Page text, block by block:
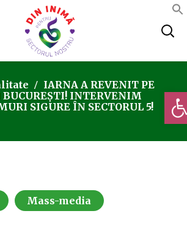
IARNA A REVENIT PE
BUCUREȘTI! INTERVENIM
SIGURE ÎN SECTORUL 5!
Mass-media